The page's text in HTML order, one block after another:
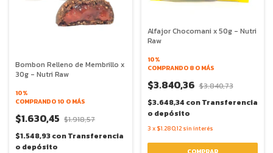
Bombon Relleno de Membrillo x
30g - Nutri Raw
10%
COMPRANDO 10 O MÁS
$1.630,45 $1.918,57
$1.548,93conTransferencia
o depósito
Alfajor Chocomani x 50g - Nutri
Raw
10%
COMPRANDO 8 O MÁS
$3.840,36 $3.840,73
$3.648,34 conTransferencia
o depósito
3 x $1.280,12 sin interés